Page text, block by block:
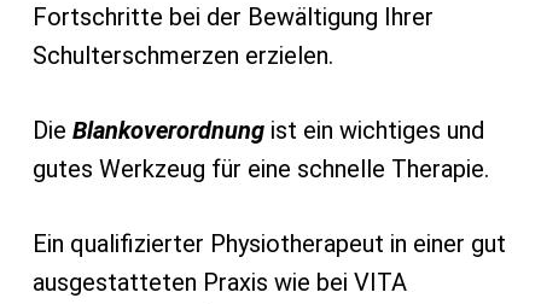
Fortschritte bei der Bewältigung Ihrer
Schulterschmerzen erzielen.
Die Blankoverordnung ist ein wichtiges und
gutes Werkzeug für eine schnelle Therapie.
Ein qualifizierter Physiotherapeut in einer gut
ausgestatteten Praxis wie bei VITA